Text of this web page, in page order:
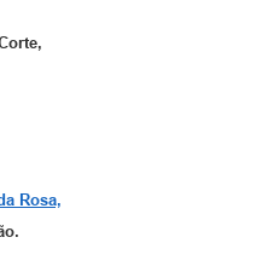
Publique-se.
Rosa,